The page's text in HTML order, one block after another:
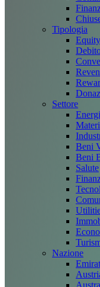
Tipologia
Equity
Settore
Beni
Beni
Salute
Nazione